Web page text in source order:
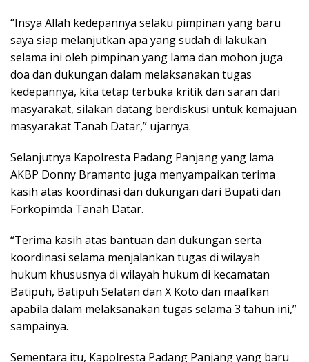
“Insya Allah kedepannya selaku pimpinan yang baru
saya siap melanjutkan apa yang sudah di lakukan
selama ini oleh pimpinan yang lama dan mohon juga
doa dan dukungan dalam melaksanakan tugas
kedepannya, kita tetap terbuka kritik dan saran dari
masyarakat, silakan datang berdiskusi untuk kemajuan
masyarakat Tanah Datar,” ujarnya.
Selanjutnya Kapolresta Padang Panjang yang lama
AKBP Donny Bramanto juga menyampaikan terima
kasih atas koordinasi dan dukungan dari Bupati dan
Forkopimda Tanah Datar.
“Terima kasih atas bantuan dan dukungan serta
koordinasi selama menjalankan tugas di wilayah
hukum khususnya di wilayah hukum di kecamatan
Batipuh, Batipuh Selatan dan X Koto dan maafkan
apabila dalam melaksanakan tugas selama 3 tahun ini,”
sampainya.
Sementara itu, Kapolresta Padang Panjang yang baru